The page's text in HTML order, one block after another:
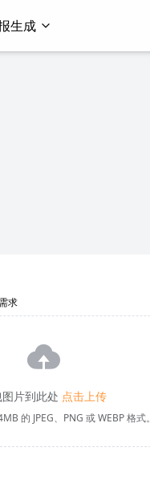
生成
求
片到此处 点击上传
的 JPEG、PNG 或 WEBP 格式。